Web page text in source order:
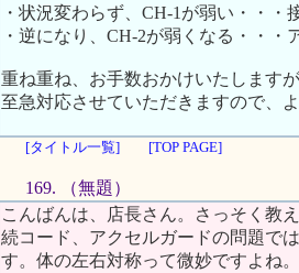
・状況変わらず、CH-1が弱い・・・
・逆になり、CH-2が弱くなる・・・
重ね重ね、お手数おかけいたします
至急対応させていただきますので、
[タイトル一覧] [TOP PAGE]
169. （無題）
こんばんは、店長さん。さっそく教
続コード、アクセルガードの問題で
す。体の左右対称って微妙ですよね